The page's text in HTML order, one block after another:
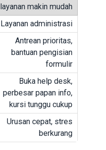
layanan makin mudah
Layanan administrasi
Antrean prioritas,
bantuan pengisian
formulir
Buka help desk,
perbesar papan info,
kursi tunggu cukup
Urusan cepat, stres
berkurang